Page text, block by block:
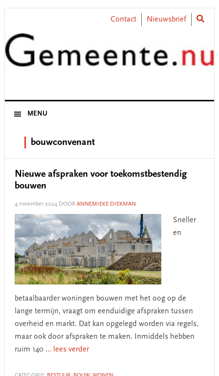
Skip
primary
navigation
Skip
content
Skip
primary
sidebar
Skip
footer
Contact Nieuwsbrief
MENU
bouwconvenant
Nieuwe afspraken voor toekomstbestendig
bouwen
4 november 2024DOOR ANNEMIEKE DIEKMAN
Sneller
en
betaalbaarder woningen bouwen met het oog op de
lange termijn, vraagt om eenduidige afspraken tussen
overheid en markt. Dat kan opgelegd worden via regels,
maar ook door afspraken te maken. Inmiddels hebben
ruim 140 ... lees verder